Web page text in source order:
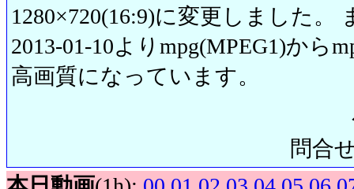
1280×720(16:9)に変更しました。
2013-01-10よりmpg(MPEG1)から
高画質になっています。
問合